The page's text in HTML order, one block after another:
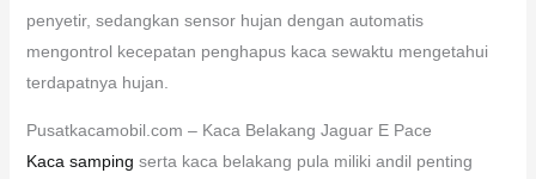
penyetir, sedangkan sensor hujan dengan automatis
mengontrol kecepatan penghapus kaca sewaktu mengetahui
terdapatnya hujan.
Pusatkacamobil.com – Kaca Belakang Jaguar E Pace
Kaca samping serta kaca belakang pula miliki andil penting